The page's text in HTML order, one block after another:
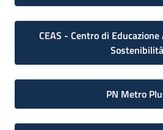
CEAS - Centro di
Sostenibilità
PN Metro